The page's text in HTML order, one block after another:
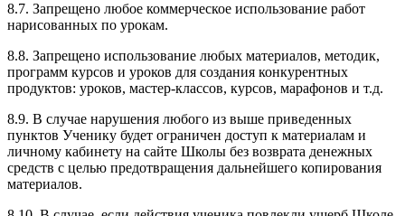
8.7. Запрещено любое коммерческое использование работ
нарисованных по урокам.
8.8. Запрещено использование любых материалов, методик,
программ курсов и уроков для создания конкурентных
продуктов: уроков, мастер-классов, курсов, марафонов и т.д.
8.9. В случае нарушения любого из выше приведенных
пунктов Ученику будет ограничен доступ к материалам и
личному кабинету на сайте Школы без возврата денежных
средств с целью предотвращения дальнейшего копирования
материалов.